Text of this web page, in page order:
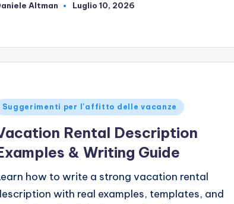
Altman Luglio 10, 2026
Suggerimenti per l'affitto delle vacanze
Rental Description
& Writing Guide
how to write a strong vacation rental
with real examples, templates, and